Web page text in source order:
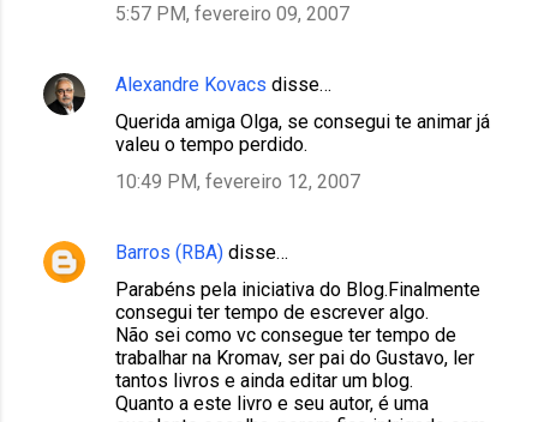
á
r
5:57 PM, fevereiro 09, 2007
Alexandre Kovacs disse…
Querida amiga Olga, se consegui te animar já
valeu o tempo perdido.
10:49 PM, fevereiro 12, 2007
Barros (RBA) disse…
Parabéns pela iniciativa do Blog.Finalmente
consegui ter tempo de escrever algo.
Não sei como vc consegue ter tempo de
trabalhar na Kromav, ser pai do Gustavo, ler
tantos livros e ainda editar um blog.
Quanto a este livro e seu autor, é uma